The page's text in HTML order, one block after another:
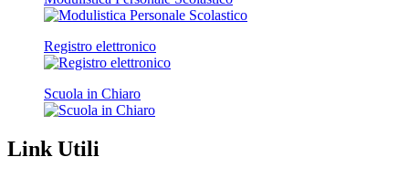
Registro elettronico
Scuola in Chiaro
Link Utili